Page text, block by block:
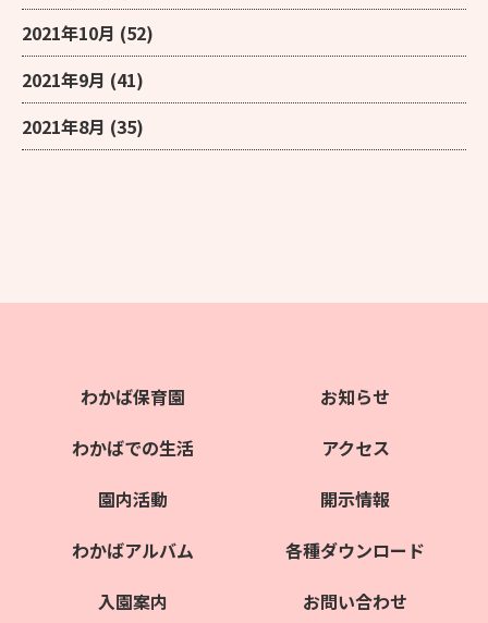
2021年10月 (52)
2021年9月 (41)
2021年8月 (35)
わかば保育園
わかばでの生活
園内活動
わかばアルバム
入園案内
お知らせ
アクセス
開示情報
各種ダウンロード
お問い合わせ